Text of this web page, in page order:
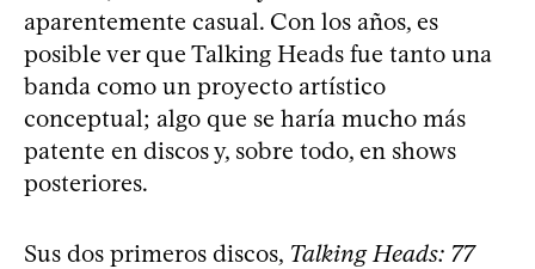
aparentemente casual. Con los años, es
posible ver que Talking Heads fue tanto una
banda como un proyecto artístico
conceptual; algo que se haría mucho más
patente en discos y, sobre todo, en shows
posteriores.
Sus dos primeros discos, Talking Heads: 77